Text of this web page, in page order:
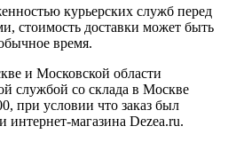
курьерских служб перед
стоимость доставки может быть
время.
и Московской области
службой со склада в Москве
при условии что заказ был
интернет-магазина Dezea.ru.